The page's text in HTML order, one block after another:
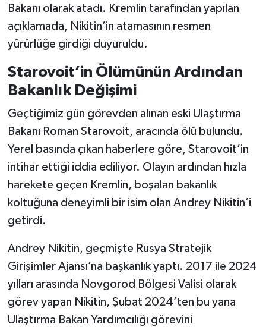
Bakanı olarak atadı. Kremlin tarafından yapılan
açıklamada, Nikitin’in atamasının resmen
yürürlüğe girdiği duyuruldu.
Starovoit’in Ölümünün Ardından
Bakanlık Değişimi
Geçtiğimiz gün görevden alınan eski Ulaştırma
Bakanı Roman Starovoit, aracında ölü bulundu.
Yerel basında çıkan haberlere göre, Starovoit’in
intihar ettiği iddia ediliyor. Olayın ardından hızla
harekete geçen Kremlin, boşalan bakanlık
koltuğuna deneyimli bir isim olan Andrey Nikitin’i
getirdi.
Andrey Nikitin, geçmişte Rusya Stratejik
Girişimler Ajansı’na başkanlık yaptı. 2017 ile 2024
yılları arasında Novgorod Bölgesi Valisi olarak
görev yapan Nikitin, Şubat 2024’ten bu yana
Ulaştırma Bakan Yardımcılığı görevini
Siyaset
Sonsöz Özel
Spor
Vasıta
Yaşam